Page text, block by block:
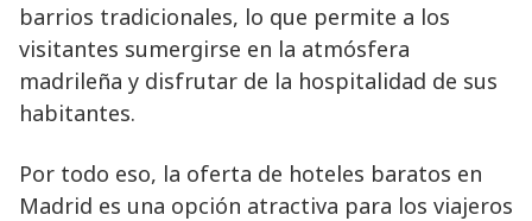
barrios tradicionales, lo que permite a los
visitantes sumergirse en la atmósfera
madrileña y disfrutar de la hospitalidad de sus
habitantes.
Por todo eso, la oferta de hoteles baratos en
Madrid es una opción atractiva para los viajeros